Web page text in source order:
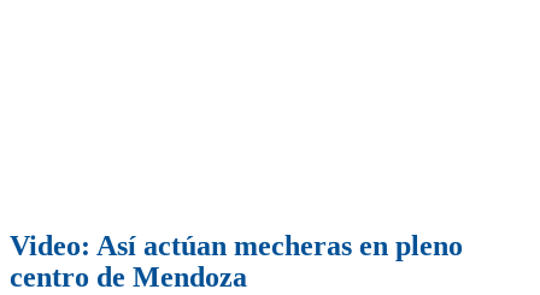
Video: Así actúan mecheras en pleno
centro de Mendoza